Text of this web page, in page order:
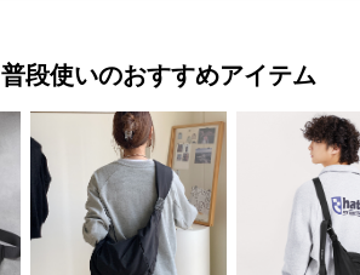
普段使いのおすすめアイテム